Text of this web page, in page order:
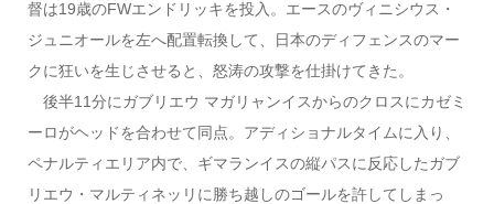
督は19歳のFWエンドリッキを投入。エースのヴィニシウス・
ジュニオールを左へ配置転換して、日本のディフェンスのマー
クに狂いを生じさせると、怒涛の攻撃を仕掛けてきた。
後半11分にガブリエウ マガリャンイスからのクロスにカゼミ
ーロがヘッドを合わせて同点。アディショナルタイムに入り、
ペナルティエリア内で、ギマランイスの縦パスに反応したガブ
リエウ・マルティネッリに勝ち越しのゴールを許してしまっ